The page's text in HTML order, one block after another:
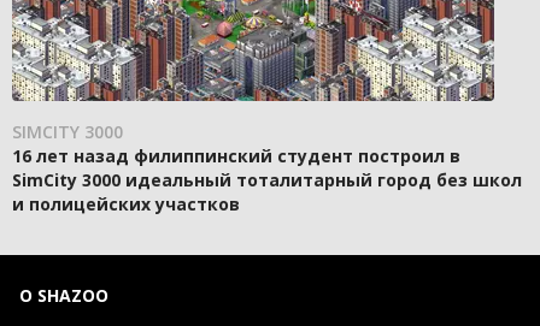
SIMCITY 3000
16 лет назад филиппинский студент построил в
SimCity 3000 идеальный тоталитарный город без школ
и полицейских участков
О SHAZOO